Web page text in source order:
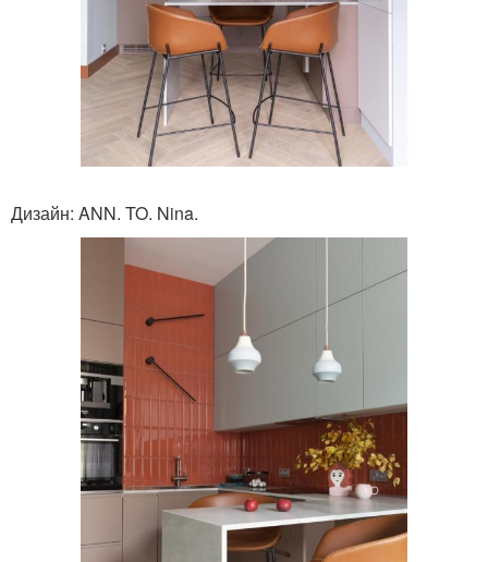
Дизайн: ANN. TO. Nina.